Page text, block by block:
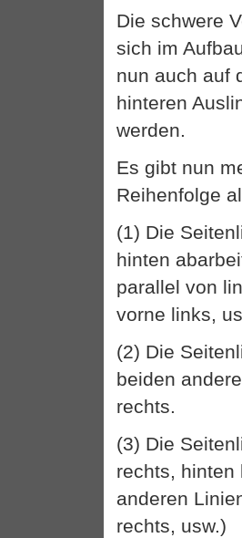
Die schwere
sich im
nun auch auf
hinteren
werden.
Es gibt nun
Reihenfolge
(1) Die
hinten
parallel von
vorne links,
(2) Die
beiden
rechts.
(3) Die
rechts, hinten
anderen
rechts, usw.)